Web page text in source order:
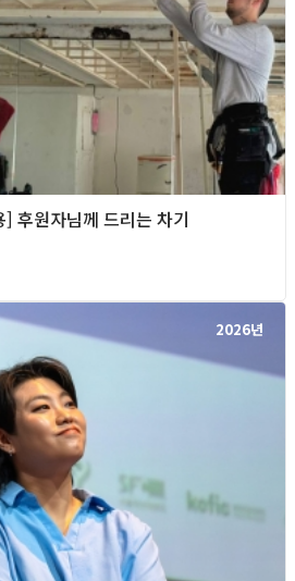
후원자님께 드리는 차기
2026년